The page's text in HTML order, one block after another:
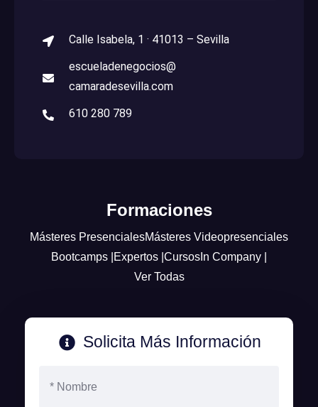
Calle Isabela, 1 · 41013 – Sevilla
escueladenegocios@
camaradesevilla.com
610 280 789
Formaciones
Másteres PresencialesMásteres Videopresenciales
Bootcamps | Expertos | Cursos In Company |
Ver Todas
Solicita Más Información